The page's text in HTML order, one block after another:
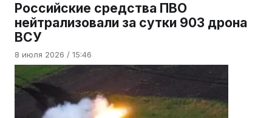
Российские средства ПВО
нейтрализовали за сутки 903 дрона
ВСУ
8 июля 2026 / 15:46